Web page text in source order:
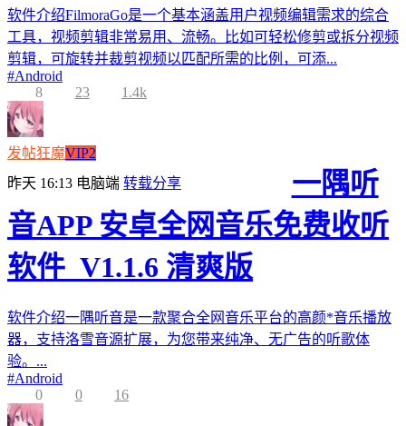
软件介绍FilmoraGo是一个基本涵盖用户视频编辑需求的综合
工具，视频剪辑非常易用、流畅。比如可轻松修剪或拆分视频
剪辑，可旋转并裁剪视频以匹配所需的比例，可添...
#Android
8
23 1.4k
发帖狂魔VIP2
昨天 16:13 电脑端 转载分享
一隅听
音APP 安卓全网音乐免费收听
软件_V1.1.6 清爽版
软件介绍一隅听音是一款聚合全网音乐平台的高颜*音乐播放
器，支持洛雪音源扩展，为您带来纯净、无广告的听歌体
验。...
#Android
0
0 16